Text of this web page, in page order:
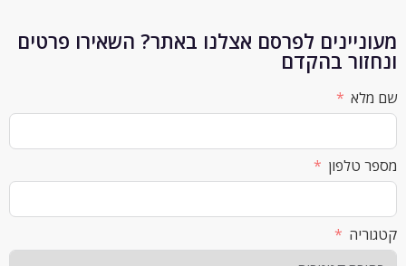
לפרסם אצלנו באתר? השאירו פרטים
בהקדם